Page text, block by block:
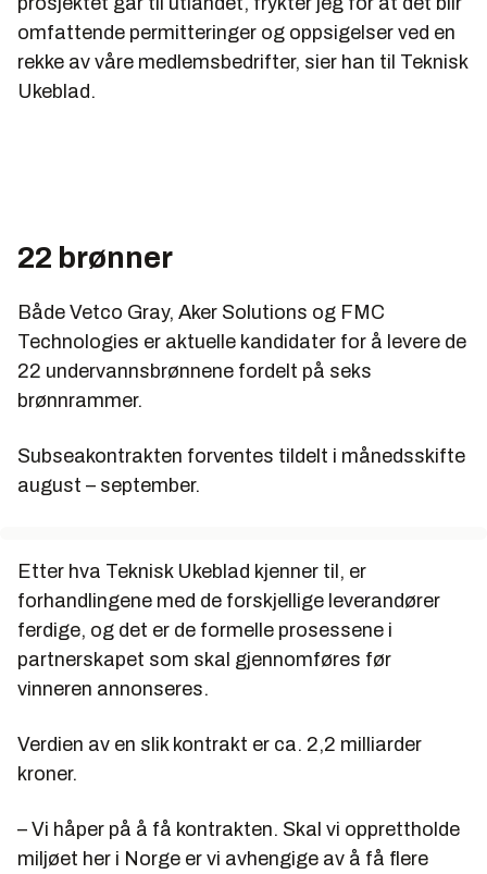
omfattende permitteringer og oppsigelser ved en
rekke av våre medlemsbedrifter, sier han til Teknisk
Ukeblad.
22 brønner
Både Vetco Gray, Aker Solutions og FMC
Technologies er aktuelle kandidater for å levere de
22 undervannsbrønnene fordelt på seks
brønnrammer.
Subseakontrakten forventes tildelt i månedsskifte
august – september.
Etter hva Teknisk Ukeblad kjenner til, er
forhandlingene med de forskjellige leverandører
ferdige, og det er de formelle prosessene i
partnerskapet som skal gjennomføres før
vinneren annonseres.
Verdien av en slik kontrakt er ca. 2,2 milliarder
kroner.
– Vi håper på å få kontrakten. Skal vi opprettholde
miljøet her i Norge er vi avhengige av å få flere